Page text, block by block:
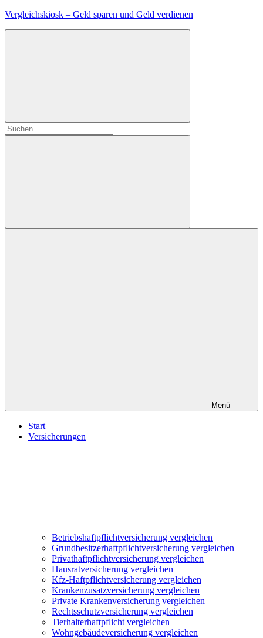
Zum
Vergleichskiosk – Geld sparen und Geld verdienen
Suchen
nach:
Suchen
Menü
Start
Versicherungen
Betriebshaftpflichtversicherung vergleichen
Grundbesitzerhaftpflichtversicherung vergleichen
Privathaftpflichtversicherung vergleichen
Hausratversicherung vergleichen
Kfz-Haftpflichtversicherung vergleichen
Krankenzusatzversicherung vergleichen
Private Krankenversicherung vergleichen
Rechtsschutzversicherung vergleichen
Tierhalterhaftpflicht vergleichen
Wohngebäudeversicherung vergleichen